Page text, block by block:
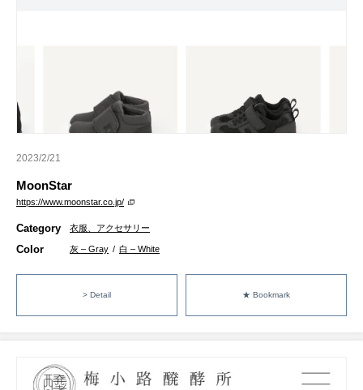
2023/2/21
MoonStar
https://www.moonstar.co.jp/
Category 衣服、アクセサリー
Color 灰 – Gray / 白 – White
> Detail ★ Bookmark